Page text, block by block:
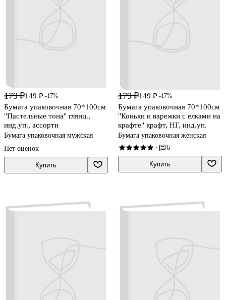
179 ₽149 ₽ -17%
Бумага упаковочная 70*100см
"Пастельные тона" глянц.,
инд.уп., ассорти
Бумага упаковочная мужская
Нет оценок
Купить
179 ₽149 ₽ -17%
Бумага упаковочная 70*100см
"Коньки и варежки с елками на
крафте" крафт, НГ, инд.уп.
Бумага упаковочная женская
· 6
Купить